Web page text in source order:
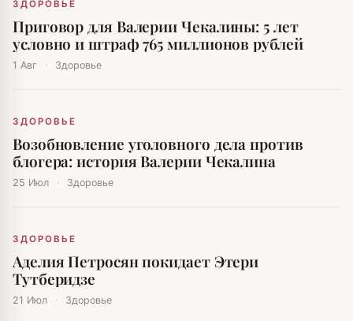
ЗДОРОВЬЕ
Приговор для Валерии Чекалины: 5 лет
условно и штраф 765 миллионов рублей
1 Авг · Здоровье
ЗДОРОВЬЕ
Возобновление уголовного дела против
блогера: история Валерии Чекалина
25 Июл · Здоровье
ЗДОРОВЬЕ
Аделия Петросян покидает Этери
Тутберидзе
21 Июл · Здоровье